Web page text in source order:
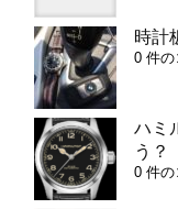
時計
0 件の
ハミ
う？
0 件の